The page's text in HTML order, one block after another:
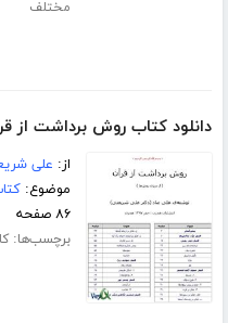
مختلف
دانلود کتاب روش برداشت از
از: علی
موضوع:
۸۶ صفحه
برچسب‌ها: